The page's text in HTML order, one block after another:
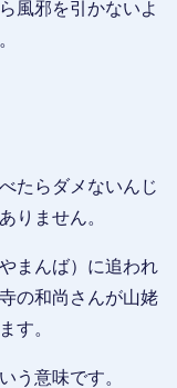
風邪を引かないよ
たらダメないんじ
りません。
まんば）に追われ
の和尚さんが山姥
す。
う意味です。